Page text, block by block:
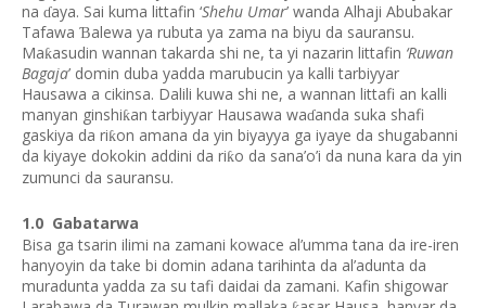
na ɗaya. Sai kuma littafin ‘Shehu Umar’ wanda Alhaji Abubakar
Tafawa Ɓalewa ya rubuta ya zama na biyu da sauransu.
Maƙasudin wannan takarda shi ne, ta yi nazarin littafin ‘Ruwan
Bagaja’ domin duba yadda marubucin ya kalli tarbiyyar
Hausawa a cikinsa. Dalili kuwa shi ne, a wannan littafi an kalli
manyan ginshiƙan tarbiyyar Hausawa waɗanda suka shafi
gaskiya da riƙon amana da yin biyayya ga iyaye da shugabanni
da kiyaye dokokin addini da riƙo da sana’o’i da nuna kara da yin
zumunci da sauransu.
1.0 Gabatarwa
Bisa ga tsarin ilimi na zamani kowace al’umma tana da ire-iren
hanyoyin da take bi domin adana tarihinta da al’adunta da
muradunta yadda za su tafi daidai da zamani. Kafin shigowar